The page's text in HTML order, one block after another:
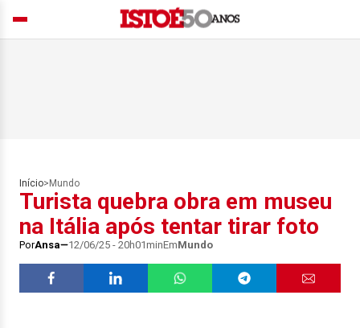
Início> Mundo
Turista quebra obra em museu
na Itália após tentar tirar foto
PorAnsa 12/06/25 - 20h01minEmMundo